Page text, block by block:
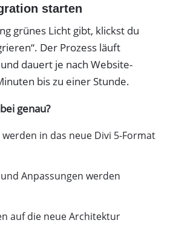
starten
grünes Licht gibt, klickst du
Der Prozess läuft
dauert je nach Website-
bis zu einer Stunde.
genau?
werden in das neue Divi 5-Format
Anpassungen werden
auf die neue Architektur